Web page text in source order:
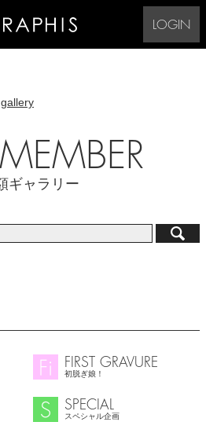
LOGIN
ギャラリー
FIRST GRAVURE
初脱ぎ娘！
SPECIAL
スペシャル企画